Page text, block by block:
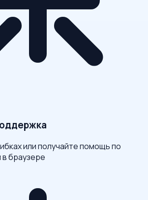
или получайте помощь по
браузере